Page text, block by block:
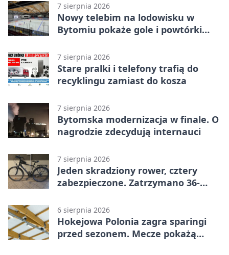
7 sierpnia 2026
Nowy telebim na lodowisku w
Bytomiu pokaże gole i powtórki
7 sierpnia 2026
Stare pralki i telefony trafią do
recyklingu zamiast do kosza
7 sierpnia 2026
Bytomska modernizacja w finale. O
nagrodzie zdecydują internauci
7 sierpnia 2026
Jeden skradziony rower, cztery
zabezpieczone. Zatrzymano 36-
6 sierpnia 2026
Hokejowa Polonia zagra sparingi
przed sezonem. Mecze pokażą